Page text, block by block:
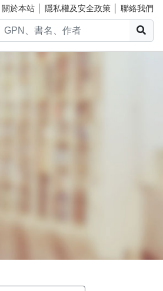
關於本站 隱私權及安全政策 聯絡我們